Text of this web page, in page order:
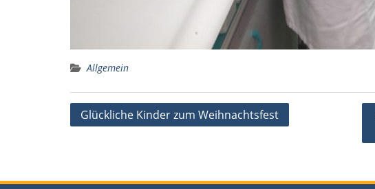
Allgemein
Beitragsnavigation
Glückliche Kinder zum Weihnachtsfest